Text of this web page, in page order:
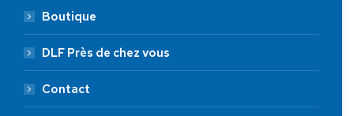
Boutique
DLF Près de chez vous
Contact